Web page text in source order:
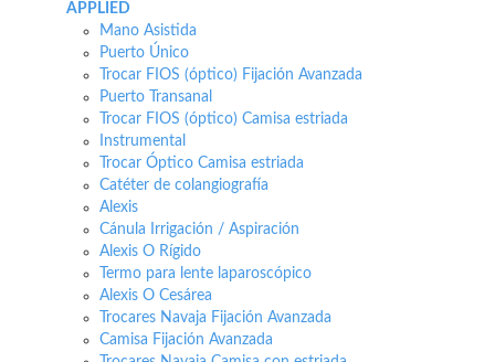
APPLIED
Mano Asistida
Puerto Único
Trocar FIOS (óptico) Fijación Avanzada
Puerto Transanal
Trocar FIOS (óptico) Camisa estriada
Instrumental
Trocar Óptico Camisa estriada
Catéter de colangiografía
Alexis
Cánula Irrigación / Aspiración
Alexis O Rígido
Termo para lente laparoscópico
Alexis O Cesárea
Trocares Navaja Fijación Avanzada
Camisa Fijación Avanzada